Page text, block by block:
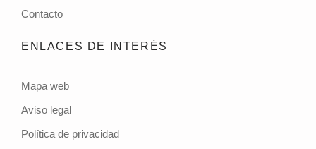
Contacto
ENLACES DE INTERÉS
Mapa web
Aviso legal
Política de privacidad